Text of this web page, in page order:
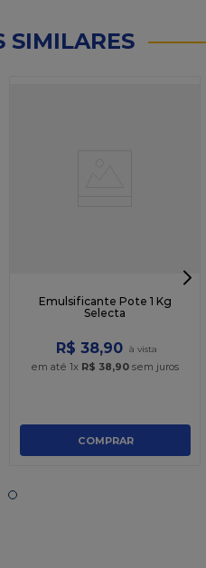
SIMILARES
Emulsificante Pote 1 Kg
Selecta
R$ 38,90
em até 1x R$ 38,90 sem juros
COMPRAR